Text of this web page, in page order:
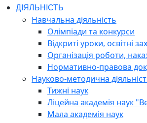
ДІЯЛЬНІСТЬ
Навчальна діяльність
Олімпіади та конкурси
Відкриті уроки, освітні
Організація роботи,
Нормативно-правова
Науково-методична
Тижні наук
Ліцейна академія наук
Мала академія наук